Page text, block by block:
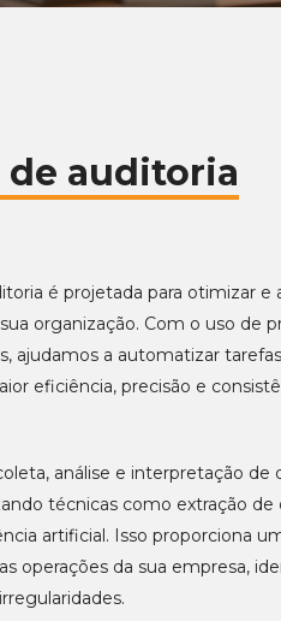
auditoria
é projetada para otimizar e
organização. Com o uso de
ajudamos a automatizar
eficiência, precisão e
análise e interpretação de
técnicas como extração de
artificial. Isso proporciona
operações da sua empresa,